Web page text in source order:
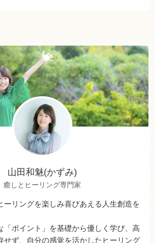
山田和魅(かずみ)
癒しとヒーリング専門家
ーリングを楽しみ喜びあえる人生創造を
「ポイント」を基礎から優しく学び、高
せず、自分の感覚を活かしたヒーリング